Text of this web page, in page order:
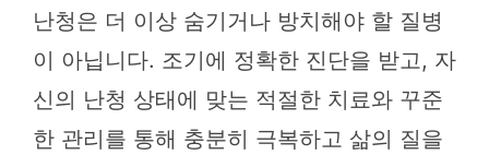
난청은 더 이상 숨기거나 방치해야 할 질병
이 아닙니다. 조기에 정확한 진단을 받고, 자
신의 난청 상태에 맞는 적절한 치료와 꾸준
한 관리를 통해 충분히 극복하고 삶의 질을